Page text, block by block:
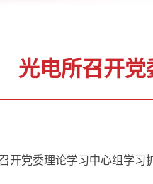
光电所召开
开党委理论学习中心组学